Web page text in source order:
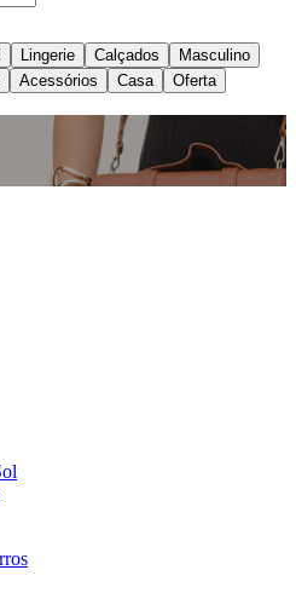
Lingerie Calçados
Masculino
Acessórios Casa Oferta